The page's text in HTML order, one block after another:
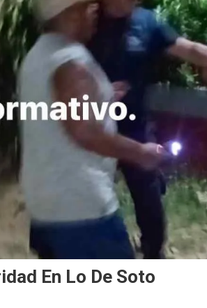
En Lo De Soto